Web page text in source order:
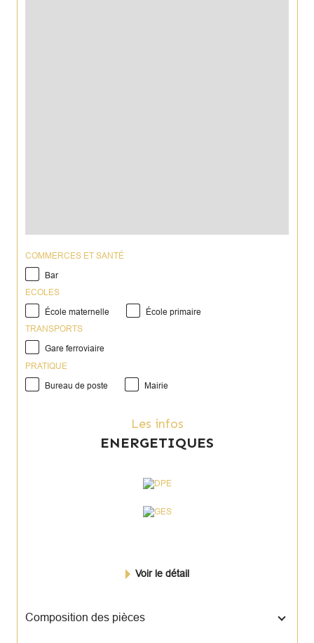
COMMERCES ET SANTÉ
Bar
ECOLES
École maternelle
École primaire
TRANSPORTS
Gare ferroviaire
PRATIQUE
Bureau de poste
Mairie
Les infos
ENERGETIQUES
Voir le détail
Composition des pièces